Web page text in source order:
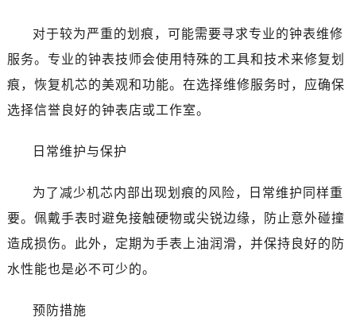
对于较为严重的划痕，可能需要寻求专业的钟表维修
服务。专业的钟表技师会使用特殊的工具和技术来修复划
痕，恢复机芯的美观和功能。在选择维修服务时，应确保
选择信誉良好的钟表店或工作室。
日常维护与保护
为了减少机芯内部出现划痕的风险，日常维护同样重
要。佩戴手表时避免接触硬物或尖锐边缘，防止意外碰撞
造成损伤。此外，定期为手表上油润滑，并保持良好的防
水性能也是必不可少的。
预防措施